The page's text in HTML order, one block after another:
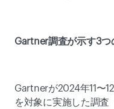
Gartner調査が示す3つ
Gartnerが2024年11〜
を対象に実施した調